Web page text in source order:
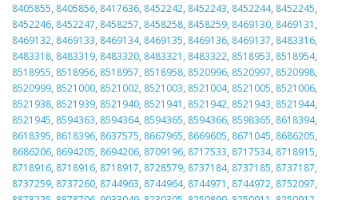
8405855, 8405856, 8417636, 8452242, 8452243, 8452244, 8452245,
8452246, 8452247, 8458257, 8458258, 8458259, 8469130, 8469131 ,
8469132, 8469133, 8469134, 8469135, 8469136, 8469137, 8483316,
8483318, 8483319, 8483320, 8483321 , 8483322, 8518953, 8518954,
8518955, 8518956, 8518957, 8518958, 8520996, 8520997, 8520998,
8520999, 8521000, 8521002, 8521003, 8521004, 8521005, 8521006,
8521938, 8521939, 8521940, 8521941 , 8521942, 8521943, 8521944,
8521945, 8594363, 8594364, 8594365, 8594366, 8598365, 8618394,
8618395, 8618396, 8637575, 8667965, 8669605, 8671045, 8686205,
8686206, 8694205, 8694206, 8709196, 8717533, 8717534, 8718915,
8718916, 8718916, 8718917, 8728579, 8737184, 8737185, 8737187,
8737259, 8737260, 8744963, 8744964, 8744971 , 8744972, 8752097,